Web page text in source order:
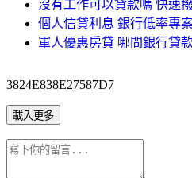
沒有工作可以貸款嗎 快速
個人信貸利息 銀行低率專
軍人優惠房貸 哪間銀行貸
3824E838E27587D7
載入更多